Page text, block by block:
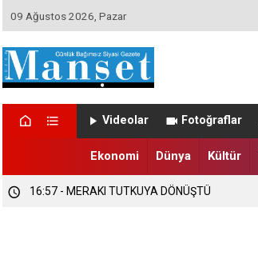
09 Ağustos 2026, Pazar
Videolar Fotoğraflar
Ekonomi Dünya Kültür
16:57 - MERAKI TUTKUYA DÖNÜŞTÜ